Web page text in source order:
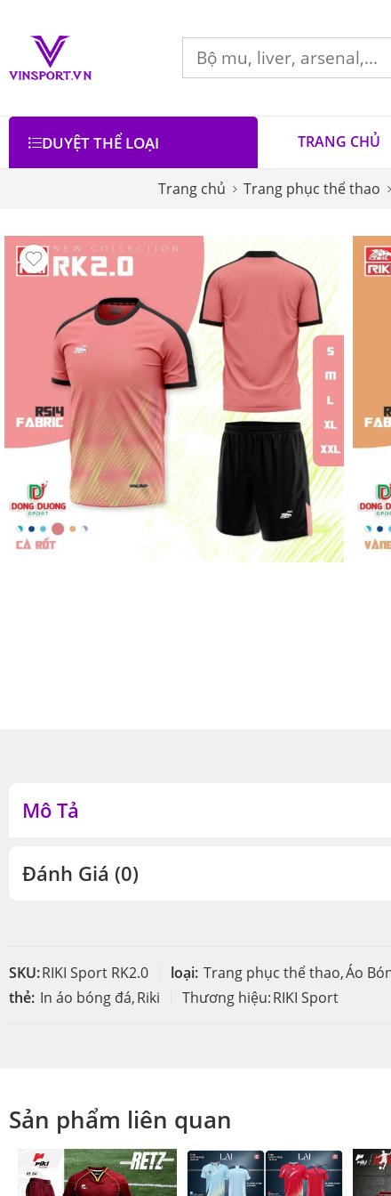
DUYỆT THỂ LOẠI TRANG CHỦ
Trang chủ Trang phục thể thao
Mô Tả
Đánh Giá (0)
SKU:RIKI Sport RK2.0 loại: Trang phục thể thao,Áo
thẻ: In áo bóng đá,Riki Thương hiệu:RIKI Sport
Sản phẩm liên quan